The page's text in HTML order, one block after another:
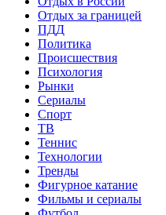
Отдых за границей
ПДД
Политика
Происшествия
Психология
Рынки
Сериалы
Спорт
ТВ
Теннис
Технологии
Тренды
Фигурное катание
Фильмы и сериалы